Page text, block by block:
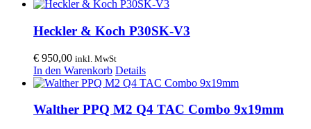
Heckler & Koch P30SK-V3
€ 950,00 inkl. MwSt
In den Warenkorb Details
Walther PPQ M2 Q4 TAC Combo 9x19mm